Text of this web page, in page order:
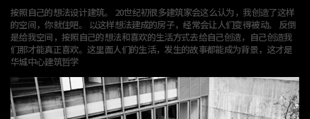
按照自己的想法设计建筑。 20世纪初很多建筑家会这么认为，我创造了这样
的空间，你就住吧。
以这样想法建成的房子，经常会让人们变得被动。
反倒
是给我空间，按照自己的想法和喜欢的生活方式去给自己创造， 自己创造我
们那才能真正喜欢。这里面人们的生活，发生的故事都能成为背景， 这才是
华城中心建筑哲学